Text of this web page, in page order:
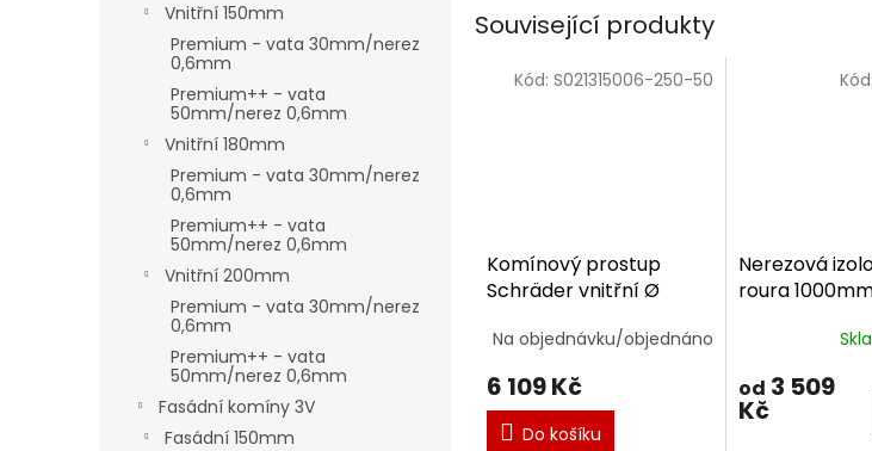
Vnitřní 150mm
Premium - vata 30mm/nerez
0,6mm
Premium++ - vata
50mm/nerez 0,6mm
Vnitřní 180mm
Premium - vata 30mm/nerez
0,6mm
Premium++ - vata
50mm/nerez 0,6mm
Vnitřní 200mm
Premium - vata 30mm/nerez
0,6mm
Premium++ - vata
50mm/nerez 0,6mm
Fasádní komíny 3V
Fasádní 150mm
Související produkty
Komínový prostup
Schräder vnitřní Ø
Na objednávku/objednáno
6 109 Kč
Do košíku
Kód: S021315006-250-50
Nerezová
roura
Basic (+SP)
od 3 509
Kč
Kód: